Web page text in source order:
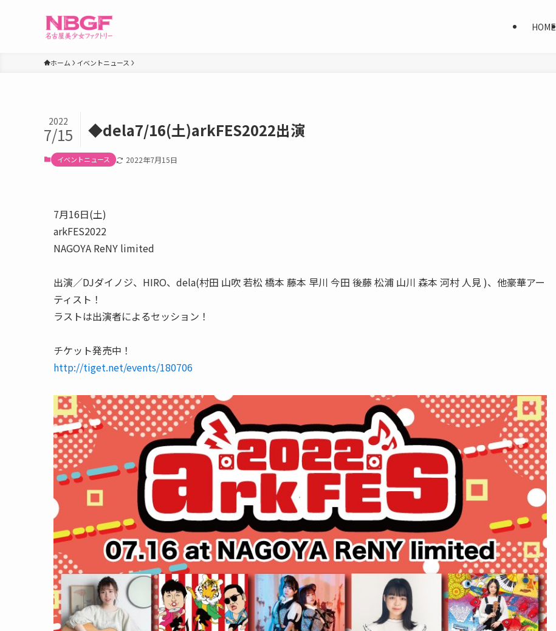
HOME
ホーム イベントニュース
◆dela7/16(土)arkFES2022出演
2022
7/15
イベントニュース 2022年7月15日
7月16日(土)
arkFES2022
NAGOYA ReNY limited
出演／DJダイノジ、HIRO、dela(村田 山吹 若松 橋本 藤本 早川 今田 後藤 松浦 山川 森本 河村 人見 )、他豪華アー
ティスト！
ラストは出演者によるセッション！
チケット発売中！
http://tiget.net/events/180706